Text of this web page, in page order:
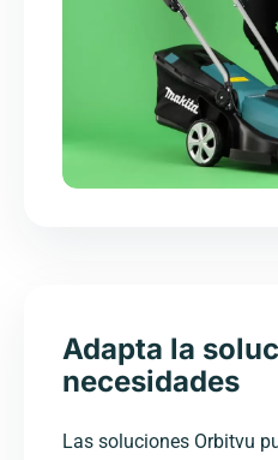
Adapta la
necesidades
Las soluciones Orbitvu